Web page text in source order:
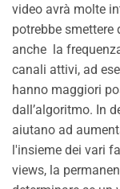
video avrà molte
potrebbe smettere
anche la
canali attivi, ad
hanno maggiori
dall’algoritmo. In
aiutano ad
l'insieme dei vari
views, la